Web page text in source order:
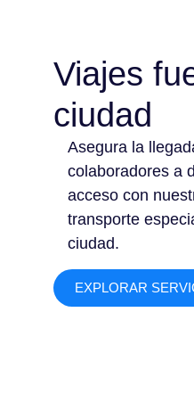
Viajes
ciudad
Asegura la
colaboradores a
acceso con
transporte
ciudad.
EXPLORAR